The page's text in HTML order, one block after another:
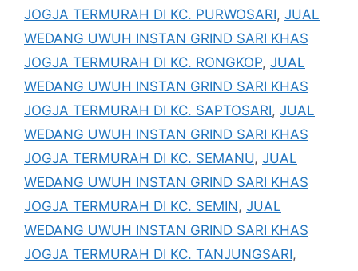
JOGJA TERMURAH DI KC. PURWOSARI, JUAL
WEDANG UWUH INSTAN GRIND SARI KHAS
JOGJA TERMURAH DI KC. RONGKOP, JUAL
WEDANG UWUH INSTAN GRIND SARI KHAS
JOGJA TERMURAH DI KC. SAPTOSARI, JUAL
WEDANG UWUH INSTAN GRIND SARI KHAS
JOGJA TERMURAH DI KC. SEMANU, JUAL
WEDANG UWUH INSTAN GRIND SARI KHAS
JOGJA TERMURAH DI KC. SEMIN, JUAL
WEDANG UWUH INSTAN GRIND SARI KHAS
JOGJA TERMURAH DI KC. TANJUNGSARI,